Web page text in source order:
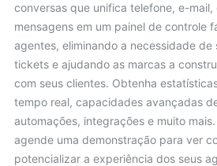
conversas que unifica telefone, e-
mensagens em um painel de controle
agentes, eliminando a necessidade de
tickets e ajudando as marcas a
com seus clientes. Obtenha
tempo real, capacidades avançadas
automações, integrações e muito
agende uma demonstração para ver
potencializar a experiência dos seus